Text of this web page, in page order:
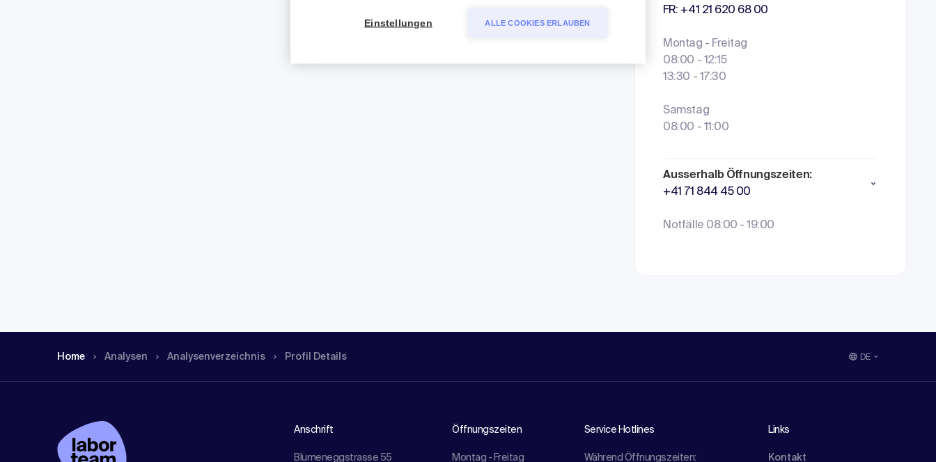
FR: +41 21 620 68 00
Montag - Freitag
08:00 - 12:15
13:30 - 17:30
Samstag
08:00 - 11:00
Ausserhalb Öffnungszeiten:
+41 71 844 45 00
Notfälle 08:00 - 19:00
Home Analysen Analysen­verzeichnis Profil Details DE
Anschrift
Blumeneggstrasse 55
Öffnungszeiten
Montag - Freitag
Service Hotlines
Während Öffnungszeiten:
Links
Kontakt
Einstellungen ALLE COOKIES ERLAUBEN